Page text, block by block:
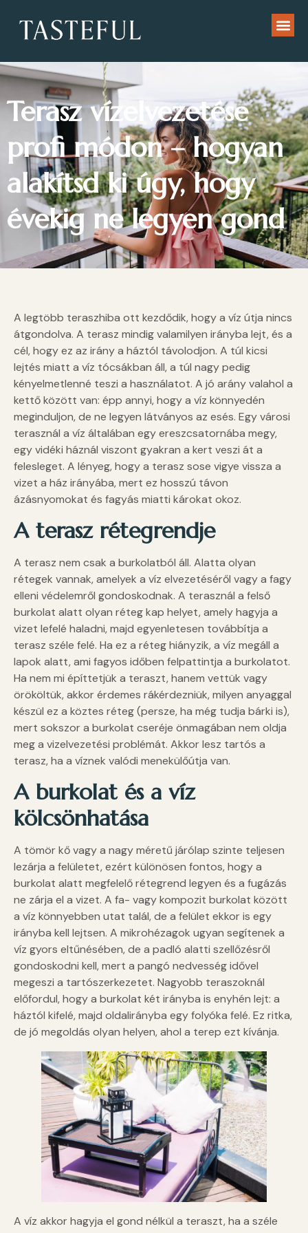
Terasz vízelvezetése
profi módon – hogyan
alakítsd ki úgy, hogy
évekig ne legyen gond
A legtöbb teraszhiba ott kezdődik, hogy a víz útja nincs
átgondolva. A terasz mindig valamilyen irányba lejt, és a
cél, hogy ez az irány a háztól távolodjon. A túl kicsi
lejtés miatt a víz tócsákban áll, a túl nagy pedig
kényelmetlenné teszi a használatot. A jó arány valahol a
kettő között van: épp annyi, hogy a víz könnyedén
meginduljon, de ne legyen látványos az esés. Egy városi
terasznál a víz általában egy ereszcsatornába megy,
egy vidéki háznál viszont gyakran a kert veszi át a
felesleget. A lényeg, hogy a terasz sose vigye vissza a
vizet a ház irányába, mert ez hosszú távon
ázásnyomokat és fagyás miatti károkat okoz.
A terasz rétegrendje
A terasz nem csak a burkolatból áll. Alatta olyan
rétegek vannak, amelyek a víz elvezetéséről vagy a fagy
elleni védelemről gondoskodnak. A terasznál a felső
burkolat alatt olyan réteg kap helyet, amely hagyja a
vizet lefelé haladni, majd egyenletesen továbbítja a
terasz széle felé. Ha ez a réteg hiányzik, a víz megáll a
lapok alatt, ami fagyos időben felpattintja a burkolatot.
Ha nem mi építtetjük a teraszt, hanem vettük vagy
örököltük, akkor érdemes rákérdezniük, milyen anyaggal
készül ez a köztes réteg (persze, ha még tudja bárki is),
mert sokszor a burkolat cseréje önmagában nem oldja
meg a vizelvezetési problémát. Akkor lesz tartós a
terasz, ha a víznek valódi menekülőútja van.
A burkolat és a víz
kölcsönhatása
A tömör kő vagy a nagy méretű járólap szinte teljesen
lezárja a felületet, ezért különösen fontos, hogy a
burkolat alatt megfelelő rétegrend legyen és a fugázás
ne zárja el a vizet. A fa- vagy kompozit burkolat között
a víz könnyebben utat talál, de a felület ekkor is egy
irányba kell lejtsen. A mikrohézagok ugyan segítenek a
víz gyors eltűnésében, de a padló alatti szellőzésről
gondoskodni kell, mert a pangó nedvesség idővel
megeszi a tartószerkezetet. Nagyobb teraszoknál
előfordul, hogy a burkolat két irányba is enyhén lejt: a
háztól kifelé, majd oldalirányba egy folyóka felé. Ez ritka,
de jó megoldás olyan helyen, ahol a terep ezt kívánja.
A víz akkor hagyja el gond nélkül a teraszt, ha a széle